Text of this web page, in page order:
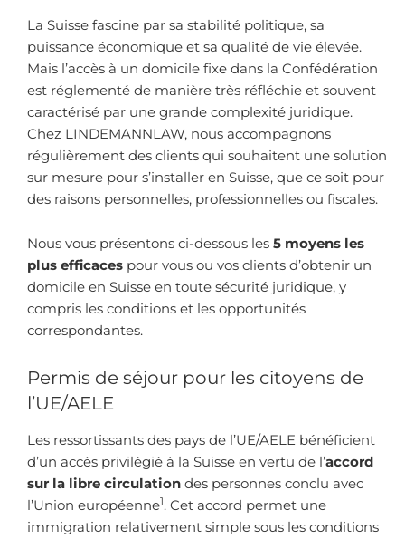
La Suisse fascine par sa stabilité politique, sa
puissance économique et sa qualité de vie élevée.
Mais l’accès à un domicile fixe dans la Confédération
est réglementé de manière très réfléchie et souvent
caractérisé par une grande complexité juridique.
Chez LINDEMANNLAW, nous accompagnons
régulièrement des clients qui souhaitent une solution
sur mesure pour s’installer en Suisse, que ce soit pour
des raisons personnelles, professionnelles ou fiscales.
Nous vous présentons ci-dessous les 5 moyens les
plus efficaces pour vous ou vos clients d’obtenir un
domicile en Suisse en toute sécurité juridique, y
compris les conditions et les opportunités
correspondantes.
Permis de séjour pour les citoyens de
l’UE/AELE
Les ressortissants des pays de l’UE/AELE bénéficient
d’un accès privilégié à la Suisse en vertu de l’accord
sur la libre circulation des personnes conclu avec
l’Union européenne1. Cet accord permet une
immigration relativement simple sous les conditions